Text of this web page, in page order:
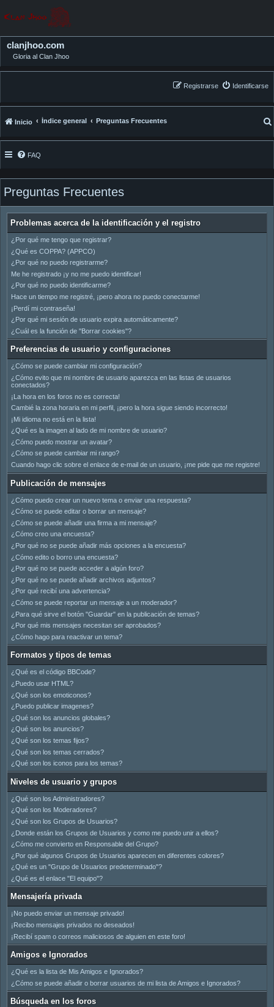
clanjhoo.com
Gloria al Clan Jhoo
Identificarse
Registrarse
Inicio Índice general Preguntas Frecuentes
FAQ
Preguntas Frecuentes
Problemas acerca de la identificación y el registro
¿Por qué me tengo que registrar?
¿Qué es COPPA? (APPCO)
¿Por qué no puedo registrarme?
Me he registrado ¡y no me puedo identificar!
¿Por qué no puedo identificarme?
Hace un tiempo me registré, ¡pero ahora no puedo conectarme!
¡Perdí mi contraseña!
¿Por qué mi sesión de usuario expira automáticamente?
¿Cuál es la función de "Borrar cookies"?
Preferencias de usuario y configuraciones
¿Cómo se puede cambiar mi configuración?
¿Cómo evito que mi nombre de usuario aparezca en las listas de usuarios
conectados?
¡La hora en los foros no es correcta!
Cambié la zona horaria en mi perfil, ¡pero la hora sigue siendo incorrecto!
¡Mi idioma no está en la lista!
¿Qué es la imagen al lado de mi nombre de usuario?
¿Cómo puedo mostrar un avatar?
¿Cómo se puede cambiar mi rango?
Cuando hago clic sobre el enlace de e-mail de un usuario, ¡me pide que me registre!
Publicación de mensajes
¿Cómo puedo crear un nuevo tema o enviar una respuesta?
¿Cómo se puede editar o borrar un mensaje?
¿Cómo se puede añadir una firma a mi mensaje?
¿Cómo creo una encuesta?
¿Por qué no se puede añadir más opciones a la encuesta?
¿Cómo edito o borro una encuesta?
¿Por qué no se puede acceder a algún foro?
¿Por qué no se puede añadir archivos adjuntos?
¿Por qué recibí una advertencia?
¿Cómo se puede reportar un mensaje a un moderador?
¿Para qué sirve el botón "Guardar" en la publicación de temas?
¿Por qué mis mensajes necesitan ser aprobados?
¿Cómo hago para reactivar un tema?
Formatos y tipos de temas
¿Qué es el código BBCode?
¿Puedo usar HTML?
¿Qué son los emoticonos?
¿Puedo publicar imagenes?
¿Qué son los anuncios globales?
¿Qué son los anuncios?
¿Qué son los temas fijos?
¿Qué son los temas cerrados?
¿Qué son los iconos para los temas?
Niveles de usuario y grupos
¿Qué son los Administradores?
¿Qué son los Moderadores?
¿Qué son los Grupos de Usuarios?
¿Donde están los Grupos de Usuarios y como me puedo unir a ellos?
¿Cómo me convierto en Responsable del Grupo?
¿Por qué algunos Grupos de Usuarios aparecen en diferentes colores?
¿Qué es un "Grupo de Usuarios predeterminado"?
¿Qué es el enlace "El equipo"?
Mensajería privada
¡No puedo enviar un mensaje privado!
¡Recibo mensajes privados no deseados!
¡Recibí spam o correos maliciosos de alguien en este foro!
Amigos e Ignorados
¿Qué es la lista de Mis Amigos e Ignorados?
¿Cómo se puede añadir o borrar usuarios de mi lista de Amigos e Ignorados?
Búsqueda en los foros